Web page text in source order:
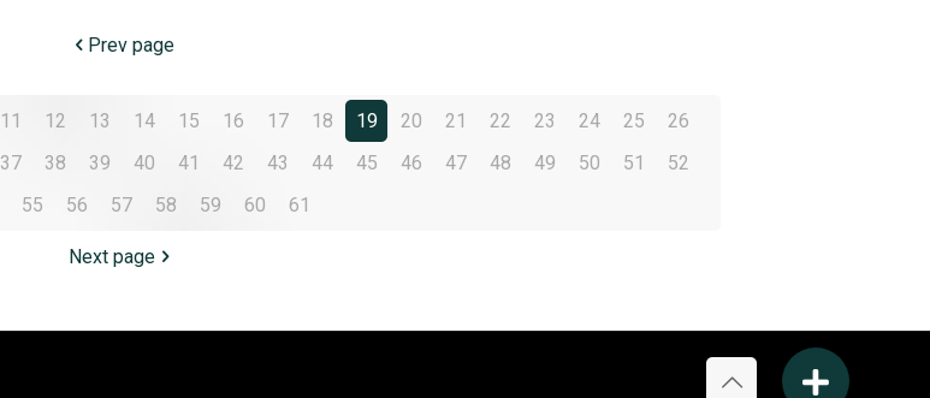
Prev page
11 12 13 14 15 16 17 18 19 20 21 22 23 24 25
26
37 38 39 40 41 42 43 44 45 46 47 48 49 50 51
52
55 56 57 58 59 60 61
Next page